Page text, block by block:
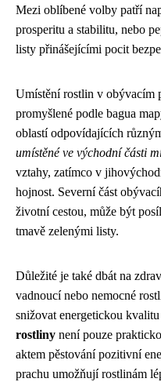
Mezi oblíbené volby patří
prosperitu a stabilitu, nebo
listy přinášejícími pocit
Umístění rostlin v obývacím
promyšlené podle bagua
oblastí odpovídajících
umístěné ve východní části
vztahy, zatímco v
hojnost. Severní část
životní cestou, může být
tmavě zelenými listy.
Důležité je také dbát na
vadnoucí nebo nemocné
snižovat energetickou
rostliny není pouze
aktem pěstování pozitivní
prachu umožňují rostlinám